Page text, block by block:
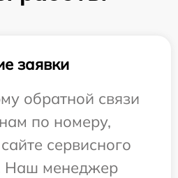
заявки
обратной связи
по номеру,
сервисного
Наш менеджер